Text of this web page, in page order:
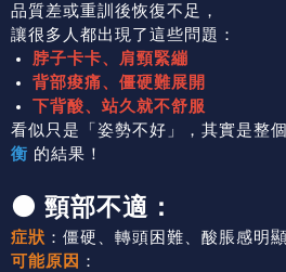
品質差或重訓後恢復不足，
讓很多人都出現了這些問題：
脖子卡卡、肩頸緊繃
背部痠痛、僵硬難展開
下背酸、站久就不舒服
看似只是「姿勢不好」，其實是整個
衡 的結果！
🟠 頸部不適：
症狀 ：僵硬、轉頭困難、酸脹感明顯
可能原因 ：